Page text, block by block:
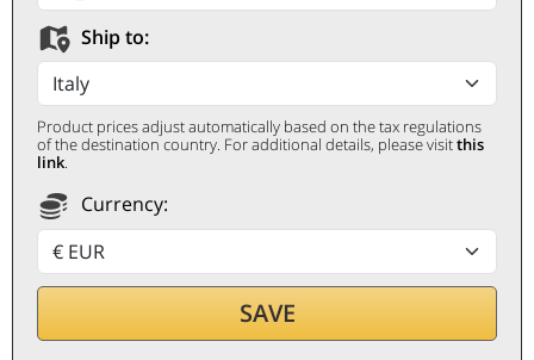
Ship to:
Product prices adjust automatically based on the tax regulations
of the destination country. For additional details, please visitthis
link.
Currency:
SAVE
DIEVOLE
0,75 ℓ
23,40€